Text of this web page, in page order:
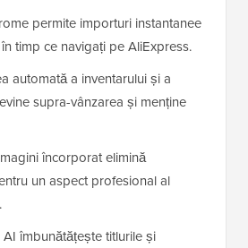
permite importuri instantanee
timp ce navigați pe AliExpress.
automată a inventarului și a
supra-vânzarea și menține
încorporat elimină
un aspect profesional al
îmbunătățește titlurile și